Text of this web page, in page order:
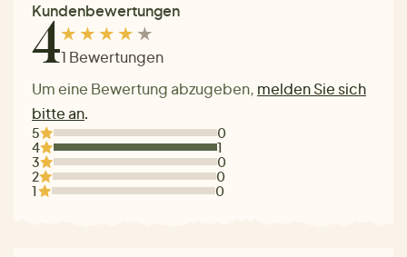
Kundenbewertungen
41 Bewertungen
Um eine Bewertung abzugeben, melden Sie sich
bitte an.
5
0
4
1
3
0
2
0
1
0